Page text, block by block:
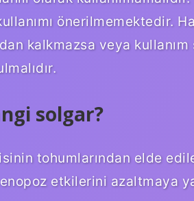
önerilmemektedir.
kalkmazsa veya
solgar?
tohumlarından elde
etkilerini azaltmaya